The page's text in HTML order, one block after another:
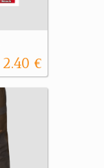
2.40 €